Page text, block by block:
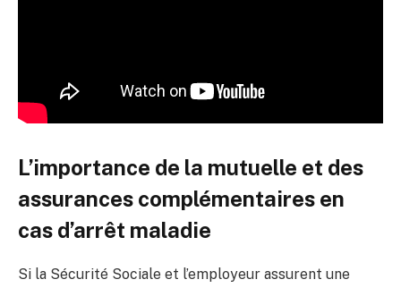
L’importance de la mutuelle et des
assurances complémentaires en
cas d’arrêt maladie
Si la Sécurité Sociale et l’employeur assurent une